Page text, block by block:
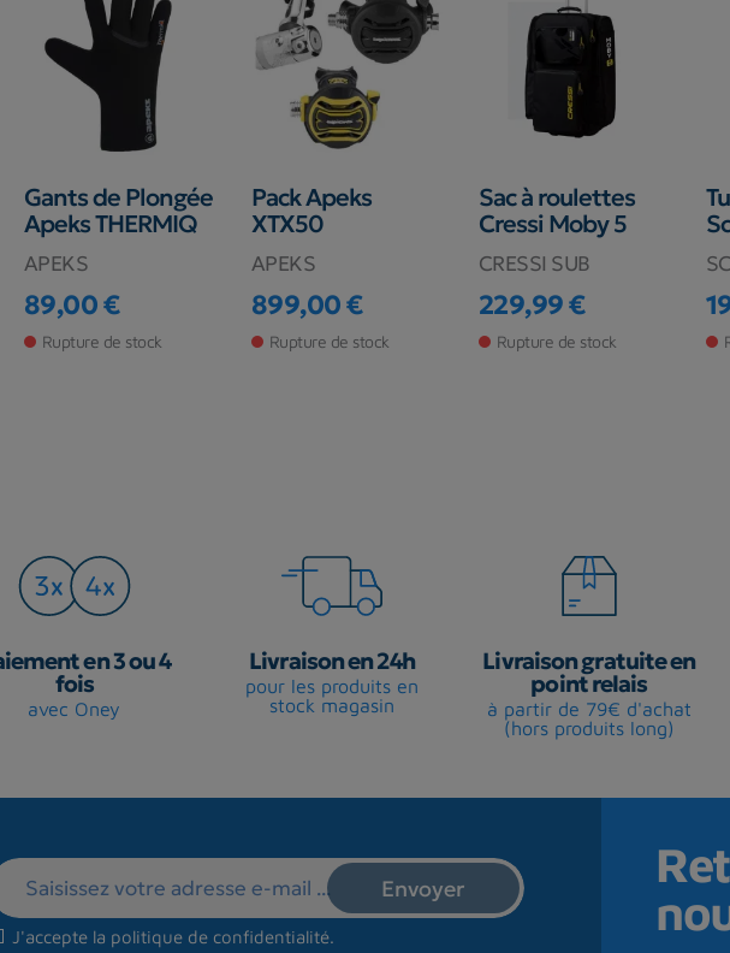
Gants de Plongée
Apeks THERMIQ
APEKS
Prix
89,00 €
Rupture de stock
Pack Apeks
XTX50
APEKS
Prix
899,00 €
Rupture de stock
Sac à roulettes
Cressi Moby 5
CRESSI SUB
Prix
229,99 €
Rupture de stock
en 3 ou 4
fois
avec Oney
Livraison en 24h
pour les produits en
stock magasin
Livraison gratuite en
point relais
à partir de 79€ d'achat
(hors produits long)
J'accepte la politique de confidentialité.